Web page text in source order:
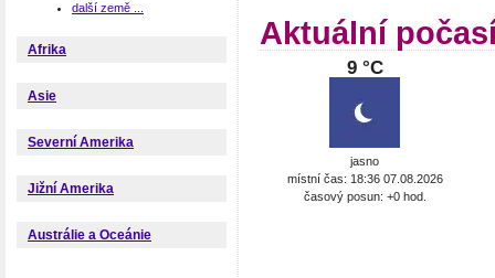
další země ...
Afrika
Asie
Severní Amerika
Jižní Amerika
Austrálie a Oceánie
Aktuální
9 °C
jasno
místní čas: 18:36 07.08.2026
časový posun: +0 hod.